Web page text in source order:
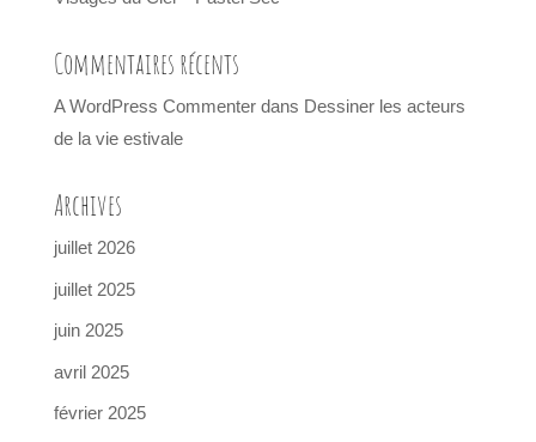
Commentaires récents
A WordPress Commenterdans Dessiner les acteurs
de la vie estivale
Archives
juillet 2026
juillet 2025
juin 2025
avril 2025
février 2025